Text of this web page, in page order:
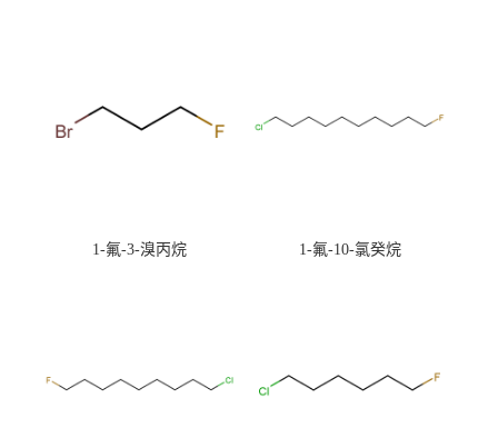
1-氟-3-溴丙烷 1-氟-10-氯癸烷